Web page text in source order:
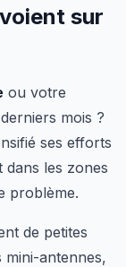
sur
ou votre
mois ?
ses efforts
dans les zones
problème.
de petites
mini-antennes,